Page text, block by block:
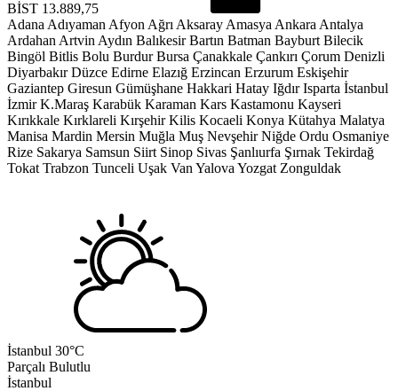
BİST 13.889,75
Adana Adıyaman Afyon Ağrı Aksaray Amasya Ankara Antalya
Ardahan Artvin Aydın Balıkesir Bartın Batman Bayburt Bilecik
Bingöl Bitlis Bolu Burdur Bursa Çanakkale Çankırı Çorum Denizli
Diyarbakır Düzce Edirne Elazığ Erzincan Erzurum Eskişehir
Gaziantep Giresun Gümüşhane Hakkari Hatay Iğdır Isparta İstanbul
İzmir K.Maraş Karabük Karaman Kars Kastamonu Kayseri
Kırıkkale Kırklareli Kırşehir Kilis Kocaeli Konya Kütahya Malatya
Manisa Mardin Mersin Muğla Muş Nevşehir Niğde Ordu Osmaniye
Rize Sakarya Samsun Siirt Sinop Sivas Şanlıurfa Şırnak Tekirdağ
Tokat Trabzon Tunceli Uşak Van Yalova Yozgat Zonguldak
İstanbul 30°C
Parçalı Bulutlu
İstanbul